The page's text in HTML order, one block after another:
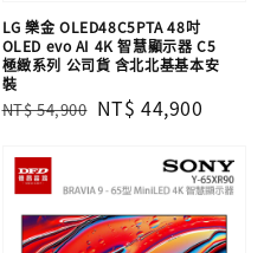
LG 樂金 OLED48C5PTA 48吋
OLED evo AI 4K 智慧顯示器 C5
極緻系列 公司貨 含北北基基本安
裝
Regular
NT$ 54,900 Sale
NT$ 44,900